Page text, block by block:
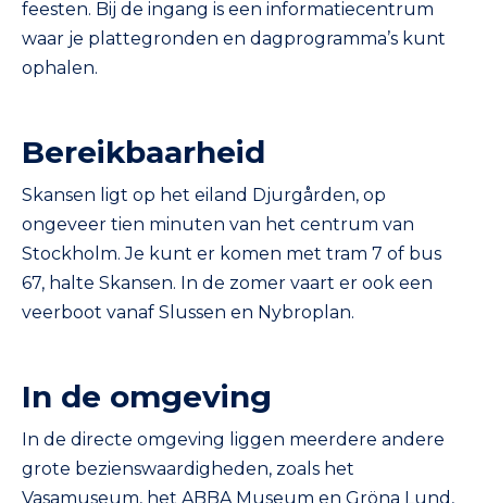
feesten. Bij de ingang is een informatiecentrum
waar je plattegronden en dagprogramma’s kunt
ophalen.
Bereikbaarheid
Skansen ligt op het eiland Djurgården, op
ongeveer tien minuten van het centrum van
Stockholm. Je kunt er komen met tram 7 of bus
67, halte Skansen. In de zomer vaart er ook een
veerboot vanaf Slussen en Nybroplan.
In de omgeving
In de directe omgeving liggen meerdere andere
grote bezienswaardigheden, zoals het
Vasamuseum, het ABBA Museum en Gröna Lund,